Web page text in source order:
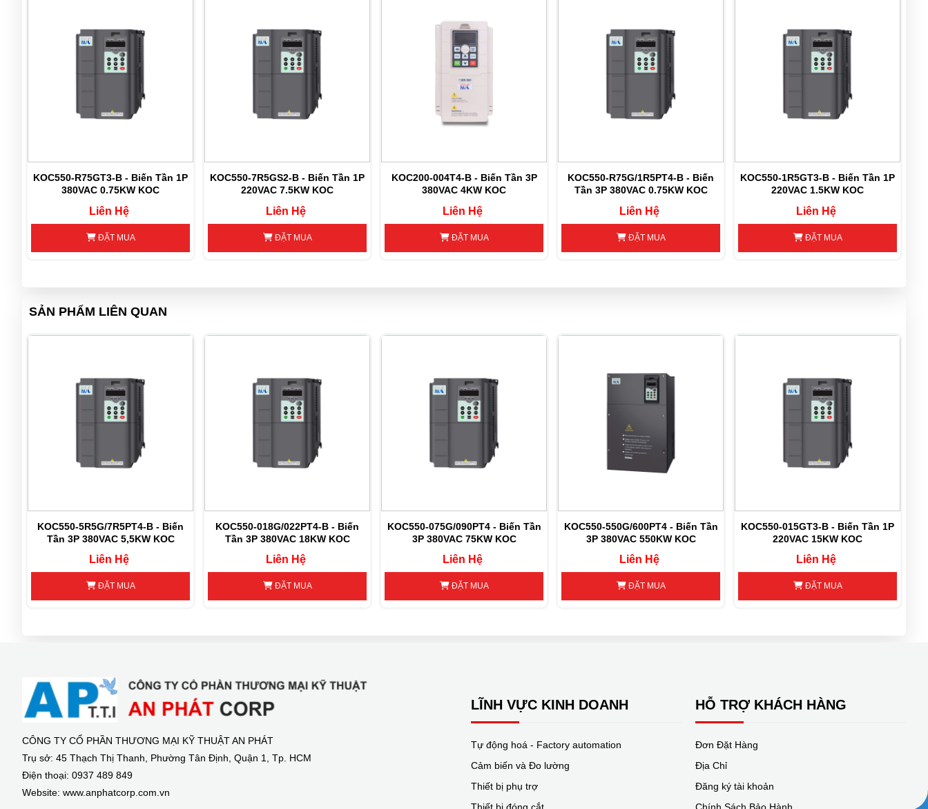
KOC550-R75GT3-B - Biến Tần 1P
380VAC 0.75KW KOC
Liên Hệ
ĐẶT MUA
KOC550-7R5GS2-B - Biến Tần 1P
220VAC 7.5KW KOC
Liên Hệ
ĐẶT MUA
KOC200-004T4-B - Biến Tần 3P
380VAC 4KW KOC
Liên Hệ
ĐẶT MUA
KOC550-R75G/1R5PT4-B - Biến
Tần 3P 380VAC 0.75KW KOC
Liên Hệ
ĐẶT MUA
KOC550-1R5GT3-B - Biến Tần 1P
220VAC 1.5KW KOC
Liên Hệ
ĐẶT MUA
SẢN PHẨM LIÊN QUAN
KOC550-5R5G/7R5PT4-B - Biến
Tần 3P 380VAC 5,5KW KOC
Liên Hệ
ĐẶT MUA
KOC550-018G/022PT4-B - Biến
Tần 3P 380VAC 18KW KOC
Liên Hệ
ĐẶT MUA
KOC550-075G/090PT4 - Biến Tần
3P 380VAC 75KW KOC
Liên Hệ
ĐẶT MUA
KOC550-550G/600PT4 - Biến Tần
3P 380VAC 550KW KOC
Liên Hệ
ĐẶT MUA
KOC550-015GT3-B - Biến Tần 1P
220VAC 15KW KOC
Liên Hệ
ĐẶT MUA
CÔNG TY CỔ PHẦN THƯƠNG MẠI KỸ THUẬT AN PHÁT
Trụ sở: 45 Thạch Thị Thanh, Phường Tân Định, Quận 1, Tp. HCM
Điện thoại: 0937 489 849
Website: www.anphatcorp.com.vn
LĨNH VỰC KINH DOANH
Tự động hoá - Factory automation
Cảm biến và Đo lường
Thiết bị phụ trợ
HỖ TRỢ KHÁCH HÀNG
Đơn Đặt Hàng
Địa Chỉ
Đăng ký tài khoản